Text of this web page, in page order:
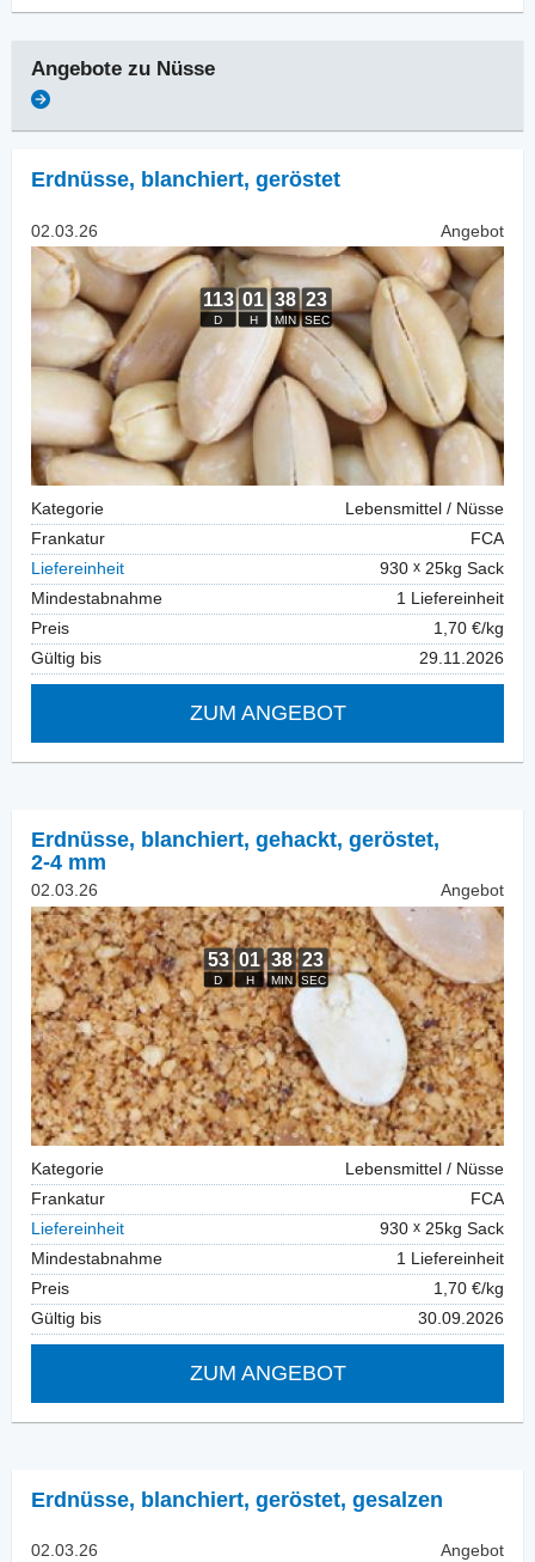
Angebote zu Nüsse
Erdnüsse, blanchiert, geröstet
02.03.26 Angebot
Kategorie
Lebensmittel / Nüsse
Frankatur
FCA
Liefereinheit
930
25kg Sack
Mindestabnahme
1 Liefereinheit
Preis
1,70 €/kg
Gültig bis
29.11.2026
ZUM ANGEBOT
Erdnüsse, blanchiert, gehackt, geröstet,
2-4 mm
02.03.26 Angebot
Kategorie
Lebensmittel / Nüsse
Frankatur
FCA
Liefereinheit
930
25kg Sack
Mindestabnahme
1 Liefereinheit
Preis
1,70 €/kg
Gültig bis
30.09.2026
ZUM ANGEBOT
Erdnüsse, blanchiert, geröstet, gesalzen
02.03.26 Angebot